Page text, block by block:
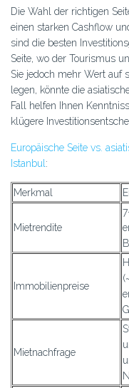
Die Wahl der richtigen
einen starken Cashflow
sind die besten
Seite, wo der Tourismus
Sie jedoch mehr Wert auf
legen, könnte die
Fall helfen Ihnen
klügere
Europäische Seite vs.
Istanbul :
Merkmal
Mietrendite
Immobilienpreise
Mietnachfrage